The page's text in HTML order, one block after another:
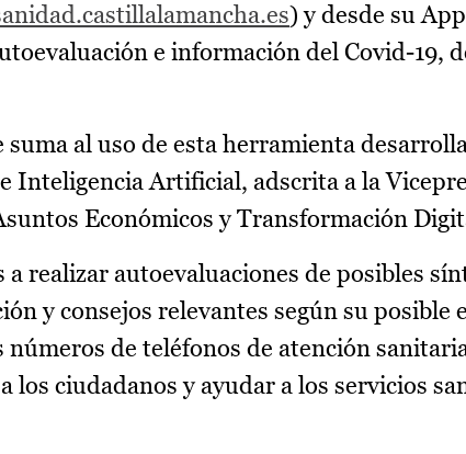
) y desde su
e información del Covid-19,
suma al uso de esta herramienta
Inteligencia Artificial, adscrita a la
Económicos y Transformación
realizar autoevaluaciones de posibles
y consejos relevantes según su posible
de teléfonos de atención
ciudadanos y ayudar a los servicios